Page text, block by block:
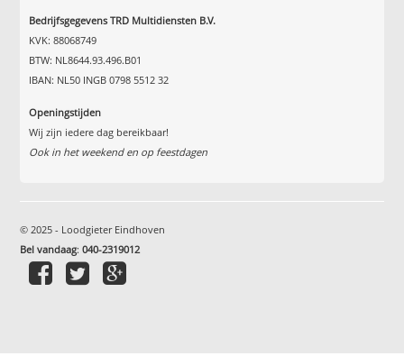
Bedrijfsgegevens TRD Multidiensten B.V.
KVK: 88068749
BTW: NL8644.93.496.B01
IBAN: NL50 INGB 0798 5512 32
Openingstijden
Wij zijn iedere dag bereikbaar!
Ook in het weekend en op feestdagen
© 2025 - Loodgieter Eindhoven
Bel vandaag:040-2319012